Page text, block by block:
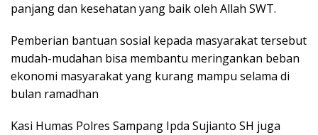
panjang dan kesehatan yang baik oleh Allah SWT.
Pemberian bantuan sosial kepada masyarakat tersebut
mudah-mudahan bisa membantu meringankan beban
ekonomi masyarakat yang kurang mampu selama di
bulan ramadhan
Kasi Humas Polres Sampang Ipda Sujianto SH juga